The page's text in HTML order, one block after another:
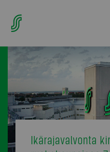
Ikärajavalvonta